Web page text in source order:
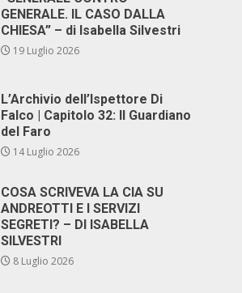
GENERALE. IL CASO DALLA
CHIESA” – di Isabella Silvestri
19 Luglio 2026
L’Archivio dell’Ispettore Di
Falco | Capitolo 32: Il Guardiano
del Faro
14 Luglio 2026
COSA SCRIVEVA LA CIA SU
ANDREOTTI E I SERVIZI
SEGRETI? – DI ISABELLA
SILVESTRI
8 Luglio 2026